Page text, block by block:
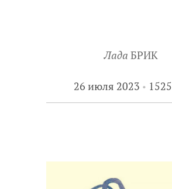
Лада БРИК
26 июля 2023 1525